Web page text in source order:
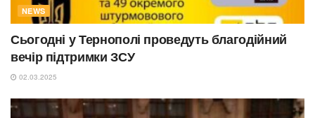
NEWS
Сьогодні у Тернополі проведуть благодійний
вечір підтримки ЗСУ
02.03.2025